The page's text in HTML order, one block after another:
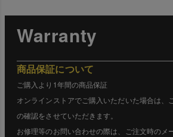
Warranty
商品保証について
ご購入より1年間の商品保証
オンラインストアでご購入いただいた場合は、
の確認をさせていただきます。
お修理等のお問い合わせの際は、ご注文時のメ